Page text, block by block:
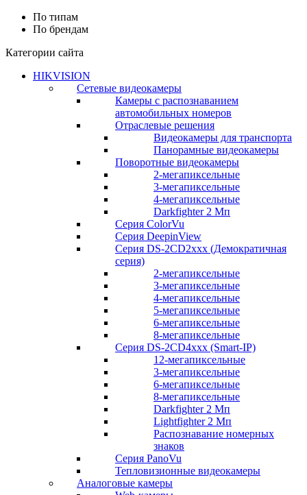
По типам
По брендам
Категории сайта
HIKVISION
Сетевые видеокамеры
Камеры с распознаванием
автомобильных номеров
Отраслевые решения
Видеокамеры для транспорта
Панорамные видеокамеры
Поворотные видеокамеры
2-мегапиксельные
3-мегапиксельные
4-мегапиксельные
Darkfighter 2 Мп
Серия ColorVu
Серия DeepinView
Серия DS-2CD2xxx (Демократичная
серия)
2-мегапиксельные
3-мегапиксельные
4-мегапиксельные
5-мегапиксельные
6-мегапиксельные
8-мегапиксельные
Серия DS-2CD4xxx (Smart-IP)
12-мегапиксельные
3-мегапиксельные
6-мегапиксельные
8-мегапиксельные
Darkfighter 2 Мп
Lightfighter 2 Мп
Распознавание номерных
знаков
Серия PanoVu
Тепловизионные видеокамеры
Аналоговые камеры